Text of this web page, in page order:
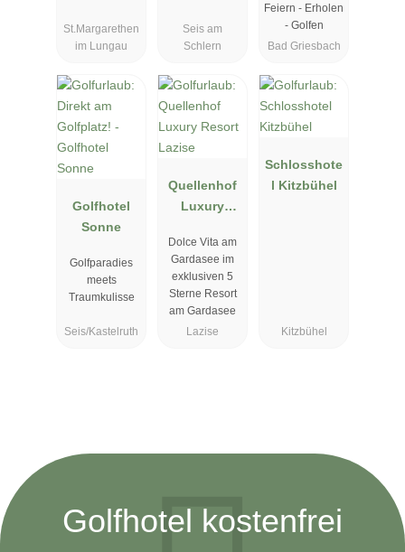
St.Margarethen
im Lungau
Seis am
Schlern
Feiern - Erholen
- Golfen
Bad Griesbach
Golfhotel
Sonne
Golfparadies
meets
Traumkulisse
Seis/Kastelruth
Quellenhof
Luxury
Lazise
Dolce Vita am
Gardasee im
exklusiven 5
Sterne Resort
am Gardasee
Lazise
Schlosshote
l Kitzbühel
Kitzbühel
Golfhotel kostenfrei